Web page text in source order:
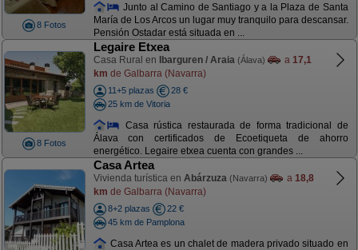
8 Fotos
Junto al Camino de Santiago y a la Plaza de Santa
María de Los Arcos un lugar muy tranquilo para descansar.
Pensión Ostadar está situada en ...
8 Fotos
Legaire Etxea
Casa Rural en Ibarguren / Araia (Álava) a 17,1
km de Galbarra (Navarra)
11+5 plazas
28 €
25 km de Vitoria
Casa rústica restaurada de forma tradicional de
Álava con certificados de Ecoetiqueta de ahorro
energético. Legaire etxea cuenta con grandes ...
Casa Artea
Vivienda turística en Abárzuza (Navarra) a 18,8
km de Galbarra (Navarra)
8+2 plazas
22 €
45 km de Pamplona
Casa Artea es un chalet de madera privado situado en